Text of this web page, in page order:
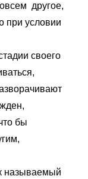
другое,
при условии
своего
бы
называемый